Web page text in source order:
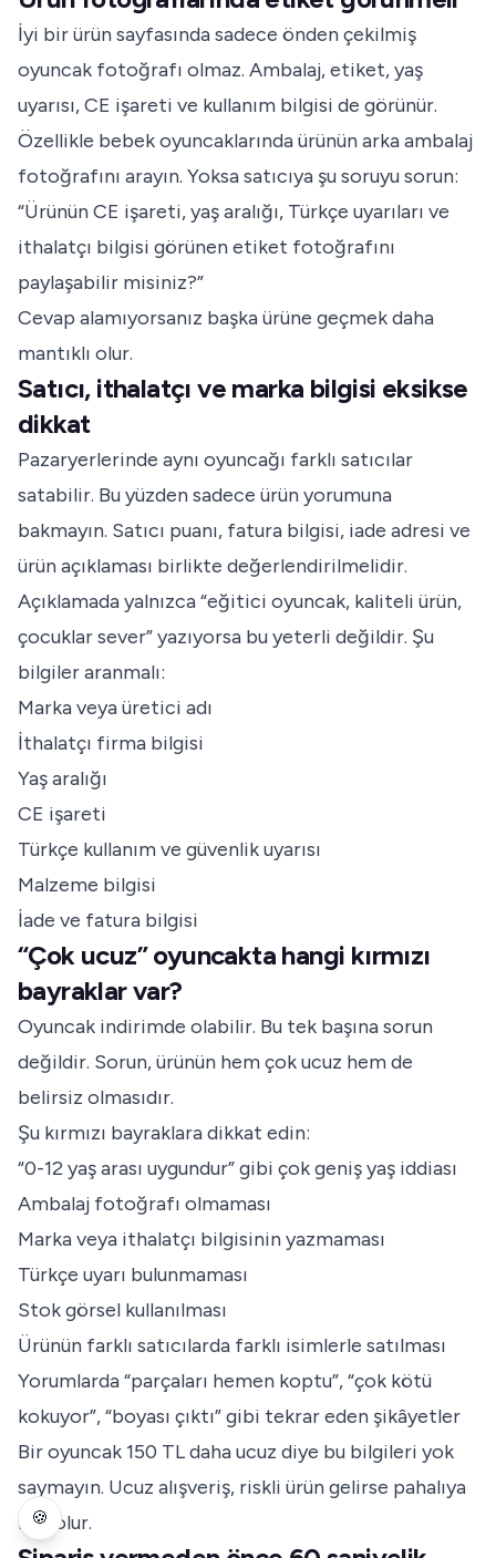
İyi bir ürün sayfasında sadece önden çekilmiş
oyuncak fotoğrafı olmaz. Ambalaj, etiket, yaş
uyarısı, CE işareti ve kullanım bilgisi de görünür.
Özellikle bebek oyuncaklarında ürünün arka ambalaj
fotoğrafını arayın. Yoksa satıcıya şu soruyu sorun:
“Ürünün CE işareti, yaş aralığı, Türkçe uyarıları ve
ithalatçı bilgisi görünen etiket fotoğrafını
paylaşabilir misiniz?”
Cevap alamıyorsanız başka ürüne geçmek daha
mantıklı olur.
Satıcı, ithalatçı ve marka bilgisi eksikse
dikkat
Pazaryerlerinde aynı oyuncağı farklı satıcılar
satabilir. Bu yüzden sadece ürün yorumuna
bakmayın. Satıcı puanı, fatura bilgisi, iade adresi ve
ürün açıklaması birlikte değerlendirilmelidir.
Açıklamada yalnızca “eğitici oyuncak, kaliteli ürün,
çocuklar sever” yazıyorsa bu yeterli değildir. Şu
bilgiler aranmalı:
Marka veya üretici adı
İthalatçı firma bilgisi
Yaş aralığı
CE işareti
Türkçe kullanım ve güvenlik uyarısı
Malzeme bilgisi
İade ve fatura bilgisi
“Çok ucuz” oyuncakta hangi kırmızı
bayraklar var?
Oyuncak indirimde olabilir. Bu tek başına sorun
değildir. Sorun, ürünün hem çok ucuz hem de
belirsiz olmasıdır.
Şu kırmızı bayraklara dikkat edin:
“0-12 yaş arası uygundur” gibi çok geniş yaş iddiası
Ambalaj fotoğrafı olmaması
Marka veya ithalatçı bilgisinin yazmaması
Türkçe uyarı bulunmaması
Stok görsel kullanılması
Ürünün farklı satıcılarda farklı isimlerle satılması
Yorumlarda “parçaları hemen koptu”, “çok kötü
kokuyor”, “boyası çıktı” gibi tekrar eden şikâyetler
Bir oyuncak 150 TL daha ucuz diye bu bilgileri yok
saymayın. Ucuz alışveriş, riskli ürün gelirse pahalıya
mal olur.
🍪